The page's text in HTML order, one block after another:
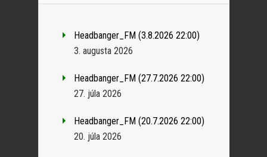
Headbanger_FM (3.8.2026 22:00)
3. augusta 2026
Headbanger_FM (27.7.2026 22:00)
27. júla 2026
Headbanger_FM (20.7.2026 22:00)
20. júla 2026